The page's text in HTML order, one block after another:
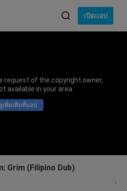
เปิดแอป
request of the copyright owner,
available in your area.
เพิ่มเติมที่แอป
Grim (Filipino Dub)